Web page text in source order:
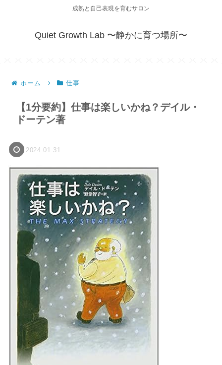
成熟と自己表現を育むサロン
Quiet Growth Lab 〜静かに育つ場所〜
ホーム 仕事
【1分要約】仕事は楽しいかね？デイル・
ドーテン著
2024.01.31